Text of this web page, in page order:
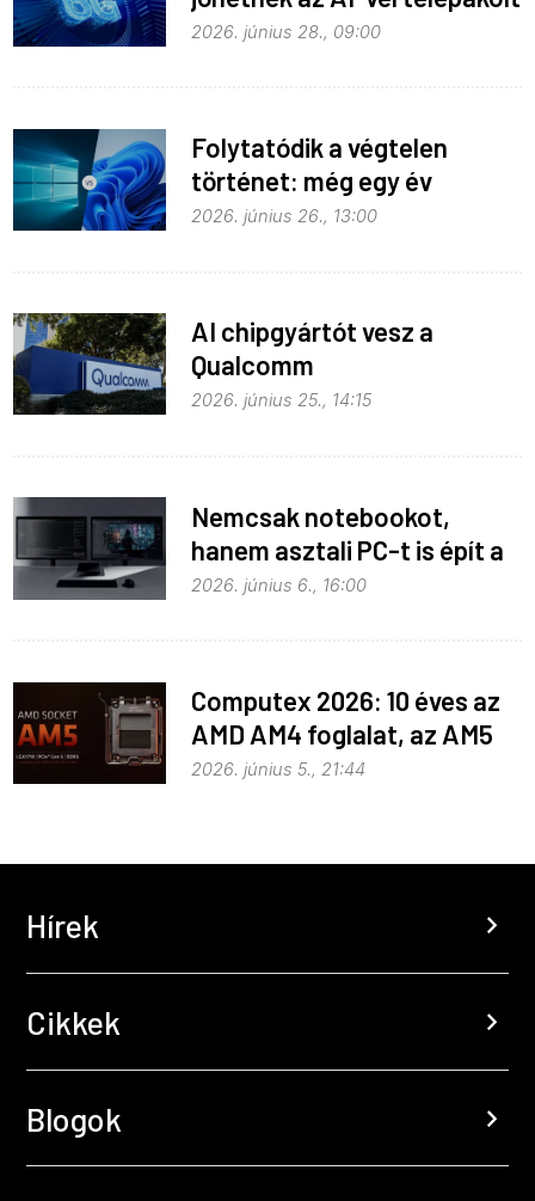
6G-s telefonok
2026. június 28., 09:00
Folytatódik a végtelen
történet: még egy év
haladék a Windows 10-nek
2026. június 26., 13:00
AI chipgyártót vesz a
Qualcomm
2026. június 25., 14:15
Nemcsak notebookot,
hanem asztali PC-t is épít a
Microsoft az RTX Spark köré
2026. június 6., 16:00
Computex 2026: 10 éves az
AMD AM4 foglalat, az AM5
pedig még három évig
2026. június 5., 21:44
Hírek chevron_right
Cikkek chevron_right
Blogok chevron_right